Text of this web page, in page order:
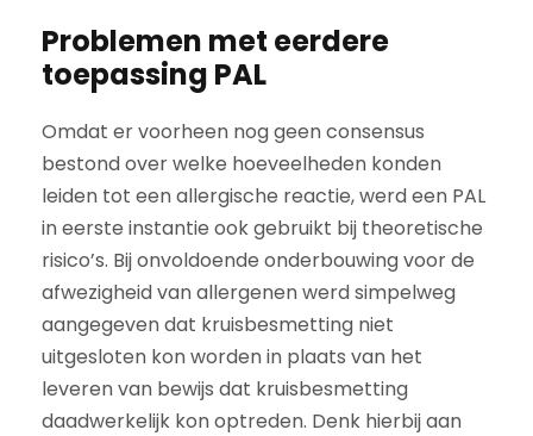
Problemen met eerdere
toepassing PAL
Omdat er voorheen nog geen consensus
bestond over welke hoeveelheden konden
leiden tot een allergische reactie, werd een PAL
in eerste instantie ook gebruikt bij theoretische
risico’s. Bij onvoldoende onderbouwing voor de
afwezigheid van allergenen werd simpelweg
aangegeven dat kruisbesmetting niet
uitgesloten kon worden in plaats van het
leveren van bewijs dat kruisbesmetting
daadwerkelijk kon optreden. Denk hierbij aan